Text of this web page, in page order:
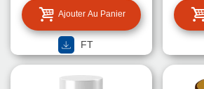
Ajouter Au Panier
FT